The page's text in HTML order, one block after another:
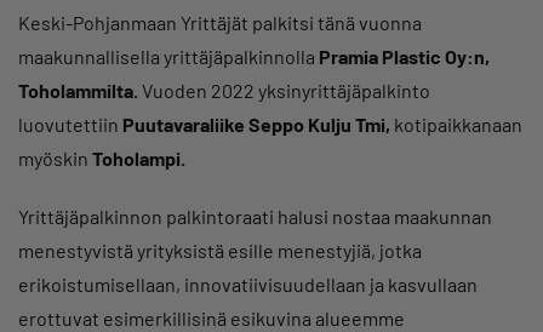
Keski-Pohjanmaan Yrittäjät palkitsi tänä vuonna
maakunnallisella yrittäjäpalkinnolla Pramia Plastic Oy:n,
Toholammilta. Vuoden 2022 yksinyrittäjäpalkinto
luovutettiin Puutavaraliike Seppo Kulju Tmi, kotipaikkanaan
myöskin Toholampi.
Yrittäjäpalkinnon palkintoraati halusi nostaa maakunnan
menestyvistä yrityksistä esille menestyjiä, jotka
erikoistumisellaan, innovatiivisuudellaan ja kasvullaan
erottuvat esimerkillisinä esikuvina alueemme